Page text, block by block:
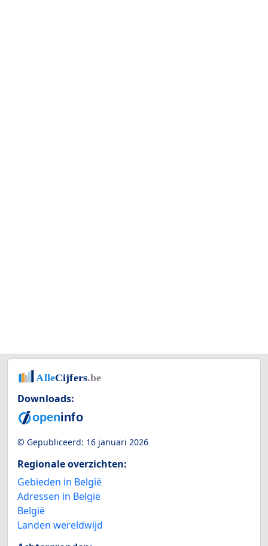
Downloads:
© Gepubliceerd: 16 januari 2026
Regionale overzichten:
Gebieden in België
Adressen in België
België
Landen wereldwijd